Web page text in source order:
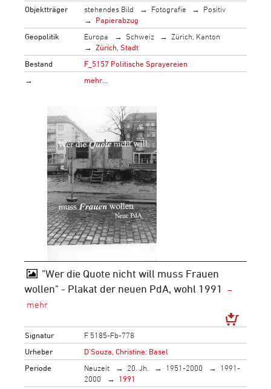
Objektträger
stehendes Bild Fotografie
Positiv
Papierabzug
Geopolitik
Europa Schweiz
Zürich, Kanton
Zürich, Stadt
Bestand
F_5157 Politische Sprayereien
→
mehr…
"Wer die Quote nicht will muss Frauen
wollen" - Plakat der neuen PdA, wohl 1991
Signatur
F 5185-Fb-778
Urheber
D'Souza, Christine: Basel
Periode
Neuzeit 20. Jh. 1951-2000
1991-
2000
1991